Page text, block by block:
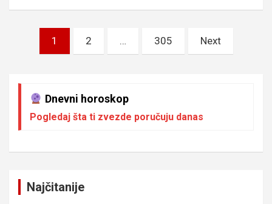
Пагинација
чланака
1 2 … 305 Next
Dnevni horoskop
Pogledaj šta ti zvezde poručuju danas
Najčitanije